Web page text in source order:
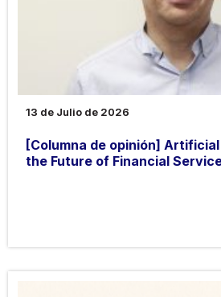
13 de Julio de 2026
[Columna de opinión]
the Future of Financial